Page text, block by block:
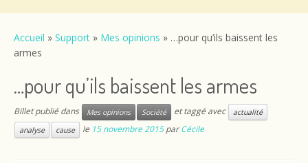
contenu
Accueil » Support » Mes opinions » …pour qu’ils baissent les
armes
…pour qu’ils baissent les armes
Billet publié dans Mes opinions Société et taggé avec
actualité
analyse
cause le 15 novembre 2015 parCécile